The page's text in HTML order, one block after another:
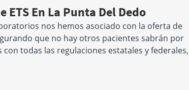
En La Punta Del Dedo
nos hemos asociado con la oferta de
que no hay otros pacientes sabrán por
todas las regulaciones estatales y federales,